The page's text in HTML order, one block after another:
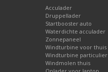
Acculader
Druppellader
Startbooster auto
Waterdichte acculader
Zonnepaneel
Windturbine voor thuis
Windturbine particulier
Windmolen thuis